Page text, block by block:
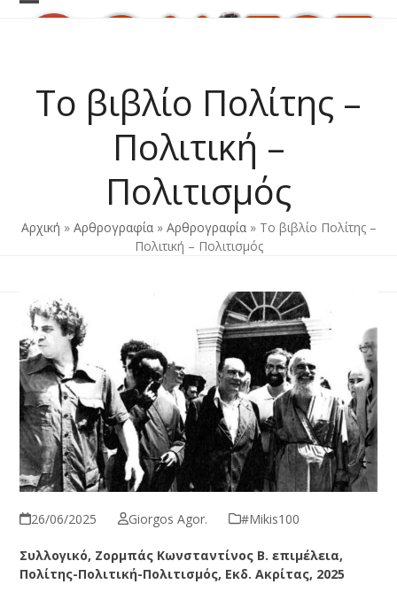
Skip
Open
Close
Το βιβλίο Πολίτης –
Πολιτική –
Πολιτισμός
Αρχική » Αρθρογραφία» Αρθρογραφία» Το βιβλίο Πολίτης –
Πολιτική – Πολιτισμός
26/06/2025 Giorgos Agor. #Μikis100
Συλλογικό, Ζορμπάς Κωνσταντίνος Β. επιμέλεια,
Πολίτης-Πολιτική-Πολιτισμός, Εκδ. Ακρίτας, 2025